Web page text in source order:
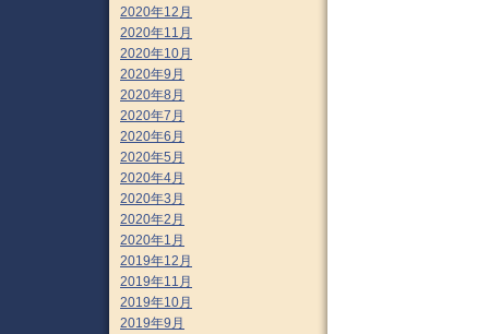
2020年12月
2020年11月
2020年10月
2020年9月
2020年8月
2020年7月
2020年6月
2020年5月
2020年4月
2020年3月
2020年2月
2020年1月
2019年12月
2019年11月
2019年10月
2019年9月